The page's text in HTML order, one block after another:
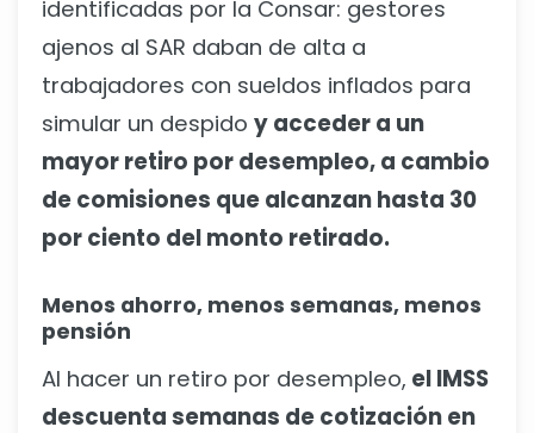
identificadas por la Consar: gestores
ajenos al SAR daban de alta a
trabajadores con sueldos inflados para
simular un despido y acceder a un
mayor retiro por desempleo, a cambio
de comisiones que alcanzan hasta 30
por ciento del monto retirado.
Menos ahorro, menos semanas, menos
pensión
Al hacer un retiro por desempleo, el IMSS
descuenta semanas de cotización en